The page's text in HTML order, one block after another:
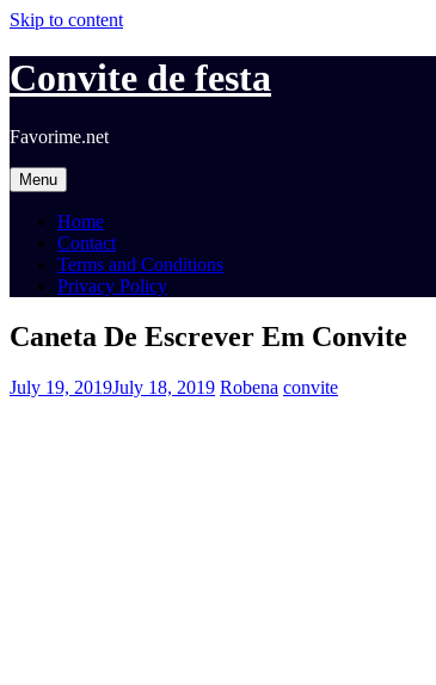
Skip to content
Convite de festa
Favorime.net
Menu
Home
Contact
Terms and Conditions
Privacy Policy
Caneta De Escrever Em Convite
July 19, 2019July 18, 2019 Robena convite